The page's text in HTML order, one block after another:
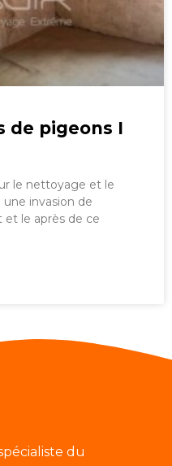
de pigeons I
le nettoyage et le
une invasion de
et le après de ce
du